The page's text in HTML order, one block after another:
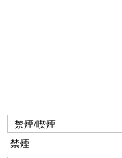
禁煙/喫煙
禁煙